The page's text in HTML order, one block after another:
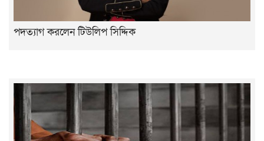
পদত্যাগ করলেন টিউলিপ সিদ্দিক